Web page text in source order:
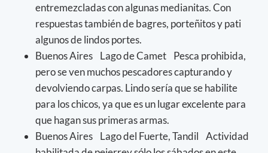
entremezcladas con algunas medianitas. Con
respuestas también de bagres, porteñitos y pati
algunos de lindos portes.
Buenos Aires Lago de Camet Pesca prohibida,
pero se ven muchos pescadores capturando y
devolviendo carpas. Lindo sería que se habilite
para los chicos, ya que es un lugar excelente para
que hagan sus primeras armas.
Buenos Aires Lago del Fuerte, Tandil Actividad